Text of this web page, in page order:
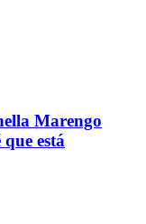
Marengo
está